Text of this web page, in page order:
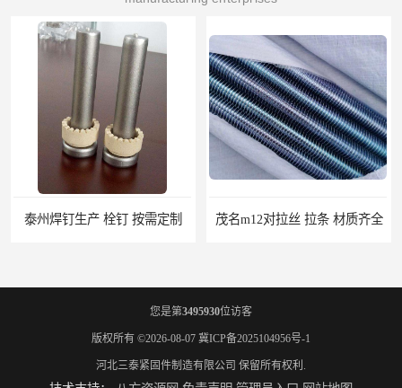
茂名m12对拉丝 拉条 材质齐全 江苏对拉丝图片 拉条 高服务
您是第3495930位访客
版权所有 ©2026-08-07 冀ICP备2025104956号-1
河北三泰紧固件制造有限公司 保留所有权利.